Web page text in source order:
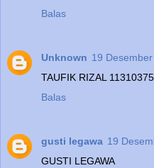
Balas
Unknown 19
TAUFIK RIZAL 11310375
Balas
gusti legawa 19
GUSTI LEGAWA